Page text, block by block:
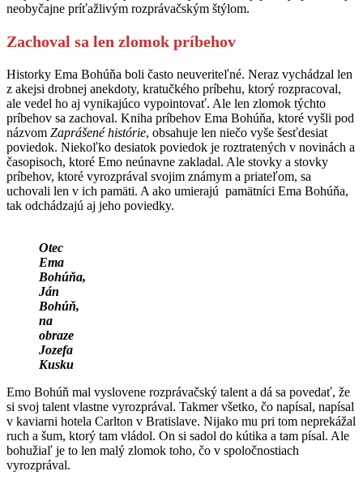
neobyčajne príťažlivým rozprávačským štýlom.
Zachoval sa len zlomok príbehov
Historky Ema Bohúňa boli často neuveriteľné. Neraz vychádzal len
z akejsi drobnej anekdoty, kratučkého príbehu, ktorý rozpracoval,
ale vedel ho aj vynikajúco vypointovať. Ale len zlomok týchto
príbehov sa zachoval. Kniha príbehov Ema Bohúňa, ktoré vyšli pod
názvom Zaprášené histórie, obsahuje len niečo vyše šesťdesiat
poviedok. Niekoľko desiatok poviedok je roztratených v novinách a
časopisoch, ktoré Emo neúnavne zakladal. Ale stovky a stovky
príbehov, ktoré vyrozprával svojim známym a priateľom, sa
uchovali len v ich pamäti. A ako umierajú pamätníci Ema Bohúňa,
tak odchádzajú aj jeho poviedky.
Otec
Ema
Bohúňa,
Ján
Bohúň,
na
obraze
Jozefa
Kusku
Emo Bohúň mal vyslovene rozprávačský talent a dá sa povedať, že
si svoj talent vlastne vyrozprával. Takmer všetko, čo napísal, napísal
v kaviarni hotela Carlton v Bratislave. Nijako mu pri tom neprekážal
ruch a šum, ktorý tam vládol. On si sadol do kútika a tam písal. Ale
bohužiaľ je to len malý zlomok toho, čo v spoločnostiach
vyrozprával.